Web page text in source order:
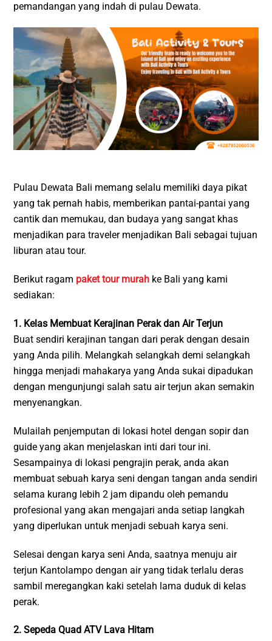
pemandangan yang indah di pulau Dewata.
Pulau Dewata Bali memang selalu memiliki daya pikat
yang tak pernah habis, memberikan pantai-pantai yang
cantik dan memukau, dan budaya yang sangat khas
menjadikan para traveler menjadikan Bali sebagai tujuan
liburan atau tour.
Berikut ragam paket tour murah ke Bali yang kami
sediakan:
1. Kelas Membuat Kerajinan Perak dan Air Terjun
Buat sendiri kerajinan tangan dari perak dengan desain
yang Anda pilih. Melangkah selangkah demi selangkah
hingga menjadi mahakarya yang Anda sukai dipadukan
dengan mengunjungi salah satu air terjun akan semakin
menyenangkan.
Mulailah penjemputan di lokasi hotel dengan sopir dan
guide yang akan menjelaskan inti dari tour ini.
Sesampainya di lokasi pengrajin perak, anda akan
membuat sebuah karya seni dengan tangan anda sendiri
selama kurang lebih 2 jam dipandu oleh pemandu
profesional yang akan mengajari anda setiap langkah
yang diperlukan untuk menjadi sebuah karya seni.
Selesai dengan karya seni Anda, saatnya menuju air
terjun Kantolampo dengan air yang tidak terlalu deras
sambil meregangkan kaki setelah lama duduk di kelas
perak.
2. Sepeda Quad ATV Lava Hitam